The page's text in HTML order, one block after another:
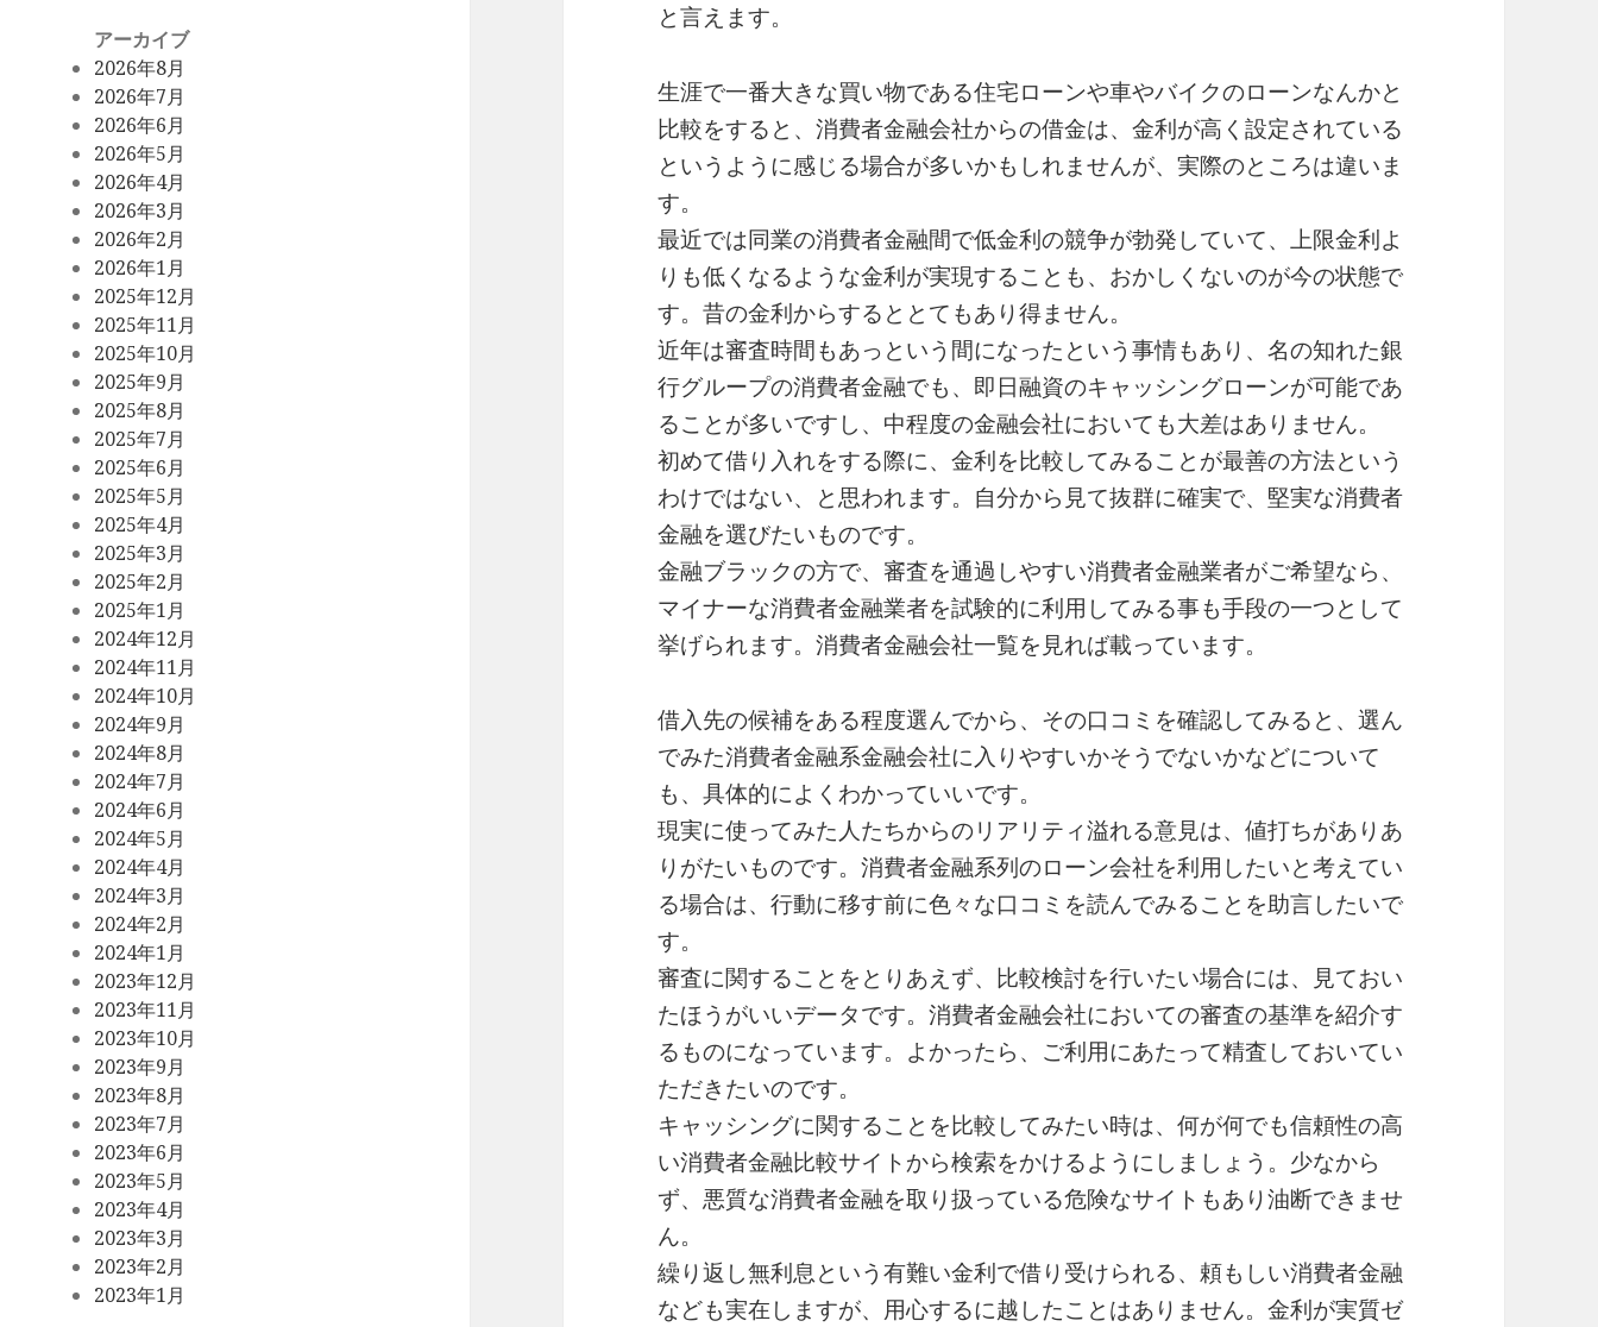
アーカイブ
2026年8月
2026年7月
2026年6月
2026年5月
2026年4月
2026年3月
2026年2月
2026年1月
2025年12月
2025年11月
2025年10月
2025年9月
2025年8月
2025年7月
2025年6月
2025年5月
2025年4月
2025年3月
2025年2月
2025年1月
2024年12月
2024年11月
2024年10月
2024年9月
2024年8月
2024年7月
2024年6月
2024年5月
2024年4月
2024年3月
2024年2月
2024年1月
2023年12月
2023年11月
2023年10月
2023年9月
2023年8月
2023年7月
2023年6月
2023年5月
2023年4月
2023年3月
2023年2月
2023年1月
と言えます。
生涯で一番大きな買い物である住宅ローンや車やバイクのローンなんかと
比較をすると、消費者金融会社からの借金は、金利が高く設定されている
というように感じる場合が多いかもしれませんが、実際のところは違いま
す。
最近では同業の消費者金融間で低金利の競争が勃発していて、上限金利よ
りも低くなるような金利が実現することも、おかしくないのが今の状態で
す。昔の金利からするととてもあり得ません。
近年は審査時間もあっという間になったという事情もあり、名の知れた銀
行グループの消費者金融でも、即日融資のキャッシングローンが可能であ
ることが多いですし、中程度の金融会社においても大差はありません。
初めて借り入れをする際に、金利を比較してみることが最善の方法という
わけではない、と思われます。自分から見て抜群に確実で、堅実な消費者
金融を選びたいものです。
金融ブラックの方で、審査を通過しやすい消費者金融業者がご希望なら、
マイナーな消費者金融業者を試験的に利用してみる事も手段の一つとして
挙げられます。消費者金融会社一覧を見れば載っています。
借入先の候補をある程度選んでから、その口コミを確認してみると、選ん
でみた消費者金融系金融会社に入りやすいかそうでないかなどについて
も、具体的によくわかっていいです。
現実に使ってみた人たちからのリアリティ溢れる意見は、値打ちがありあ
りがたいものです。消費者金融系列のローン会社を利用したいと考えてい
る場合は、行動に移す前に色々な口コミを読んでみることを助言したいで
す。
審査に関することをとりあえず、比較検討を行いたい場合には、見ておい
たほうがいいデータです。消費者金融会社においての審査の基準を紹介す
るものになっています。よかったら、ご利用にあたって精査しておいてい
ただきたいのです。
キャッシングに関することを比較してみたい時は、何が何でも信頼性の高
い消費者金融比較サイトから検索をかけるようにしましょう。少なから
ず、悪質な消費者金融を取り扱っている危険なサイトもあり油断できませ
ん。
繰り返し無利息という有難い金利で借り受けられる、頼もしい消費者金融
なども実在しますが、用心するに越したことはありません。金利が実質ゼ